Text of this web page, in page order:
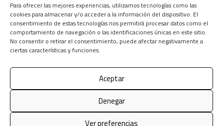
Para ofrecer las mejores experiencias, utilizamos tecnologías como las
cookies para almacenar y/o acceder a la información del dispositivo. El
consentimiento de estas tecnologías nos permitirá procesar datos como el
comportamiento de navegación o las identificaciones únicas en este sitio.
No consentir o retirar el consentimiento, puede afectar negativamente a
ciertas características y funciones.
Aceptar
Denegar
Ver preferencias
Copyright © 2026 OBEcentro. Todos los derechos
reservados.